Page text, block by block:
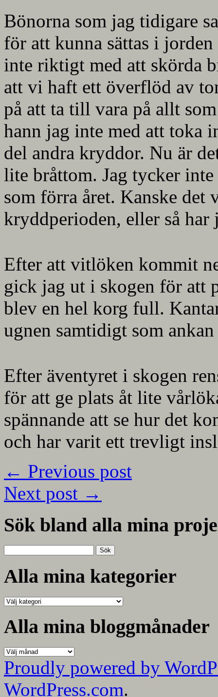
Bönorna som jag tidigare
för att kunna sättas i
inte riktigt med att skörda
att vi haft ett överflöd av
på att ta till vara på allt
hann jag inte med att toka
del andra kryddor. Nu är
lite bråttom. Jag tycker
som förra året. Kanske det
kryddperioden, eller så
Efter att vitlöken kommit
gick jag ut i skogen för att
blev en hel korg full.
ugnen samtidigt som
Efter äventyret i skogen
för att ge plats åt lite
spännande att se hur det
och har varit ett trevligt
← Previous post
Next post →
Sök bland alla mina
efter:
Alla mina kategorier
Alla
kategorier
Alla mina bloggmånader
Alla
mina
bloggmånader
Proudly powered by
WordPress.com.